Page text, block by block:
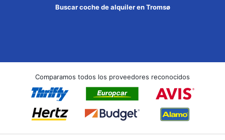
Buscar coche de alquiler en Tromsø
Comparamos todos los proveedores reconocidos